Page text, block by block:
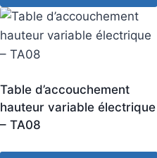
Table d’accouchement
hauteur variable électrique
– TA08